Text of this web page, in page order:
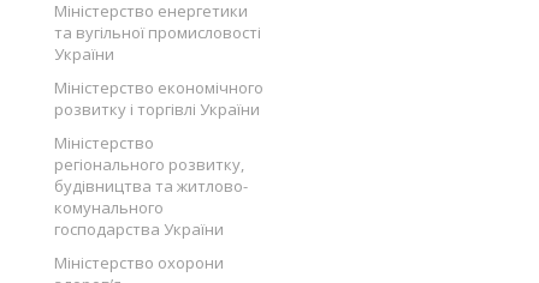
Міністерство енергетики
та вугільної промисловості
України
Міністерство економічного
розвитку і торгівлі України
Міністерство
регіонального розвитку,
будівництва та житлово-
комунального
господарства України
Міністерство охорони